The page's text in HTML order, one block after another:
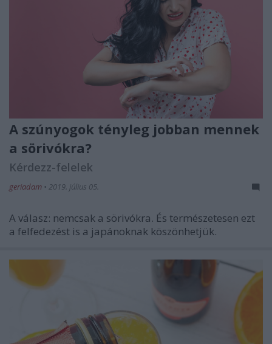
A szúnyogok tényleg jobban mennek
a sörivókra?
Kérdezz-felelek
geriadam • 2019. július 05.
A válasz: nemcsak a sörivókra. És természetesen ezt
a felfedezést is a japánoknak köszönhetjük.